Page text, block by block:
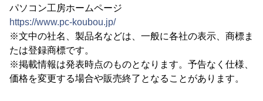
パソコン工房ホームページ
https://www.pc-koubou.jp/
※文中の社名、製品名などは、一般に各社の表示、商標ま
たは登録商標です。
※掲載情報は発表時点のものとなります。予告なく仕様、
価格を変更する場合や販売終了となることがあります。